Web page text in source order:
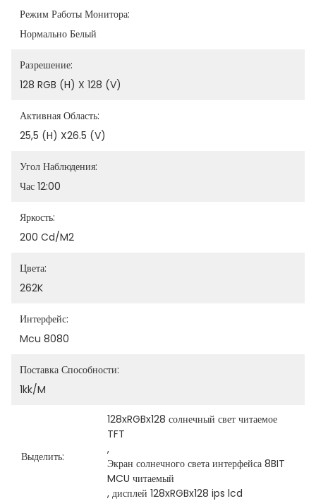
Режим Работы Монитора:
Нормально Белый
Разрешение:
128 RGB (h) X 128 (v)
Активная Область:
25,5 (h) X26.5 (v)
Угол Наблюдения:
Час 12:00
Яркость:
200 Cd/m2
Цвета:
262K
Интерфейс:
Mcu 8080
Поставка Способности:
1kk/m
Выделить:
128xRGBx128 солнечный свет читаемое
TFT
,
Экран солнечного света интерфейса 8BIT
MCU читаемый
, дисплей 128xRGBx128 ips lcd